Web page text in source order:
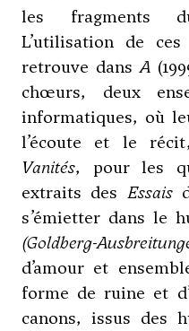
les fragments
L’utilisation de
retrouve dansA
chœurs, deux
informatiques, où
l’écoute et le
Vanités, pour les
extraits des Essais
s’émietter dans le
(Goldberg-
d’amour et
forme de ruine et
canons, issus des